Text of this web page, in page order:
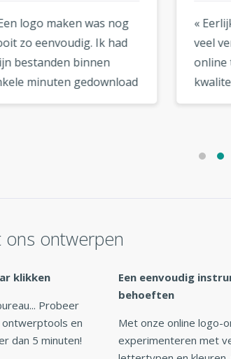
« Eerlijk gezegd had ik niet
veel verwacht van een
online tool, maar de
kwaliteit is ongelooflijk. Mijn
logo ziet eruit alsof het van
ontwerpen
klikken
Probeer
ontwerptools en
dan 5 minuten!
Een eenvoudig
behoeften
Met onze online logo-
experimenteren met